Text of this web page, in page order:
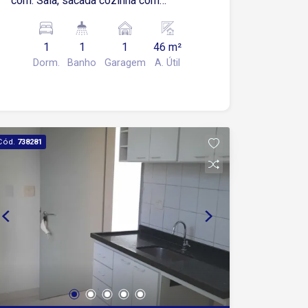
armários Banheiro 1 vaga de garagem
coberta
1
Dorm.
1
Banho
1
Garagem
46 m²
A. Útil
738281